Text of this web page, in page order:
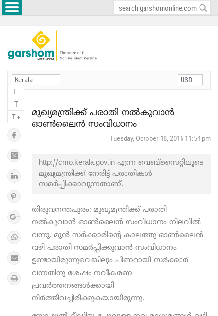
T -
T
T +
മുഖ്യമന്ത്രിക്ക് പരാതി നൽകുവാൻ
ഓൺലൈൻ സംവിധാനം
Tuesday, October 18, 2016 11:54 pm
http://cmo.kerala.gov.in എന്ന വെബ്സൈറ്റിലൂടെ
മുഖ്യമന്ത്രിക്ക് നേരിട്ട് പരാതികൾ
സമർപ്പിക്കാവുന്നതാണ്.
തിരുവനന്തപുരം: മുഖ്യമന്ത്രിക്ക് പരാതി
നൽകുവാൻ ഓൺലൈൻ സംവിധാനം നിലവിൽ
വന്നു. മുൻ സർക്കാരിന്റെ കാലത്തു ഓൺലൈൻ
വഴി പരാതി സമർപ്പിക്കുവാൻ സംവിധാനം
ഉണ്ടായിരുന്നുവെങ്കിലും പിണറായി സർക്കാർ
വന്നതിനു ശേഷം നവീകരണ
പ്രവർത്തനങ്ങൾക്കായി
നിർത്തിവച്ചിരിക്കുകയായിരുന്നു.